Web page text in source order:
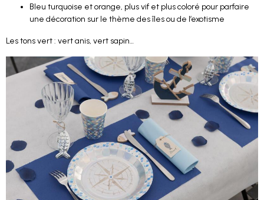
Bleu turquoise et orange, plus vif et plus coloré pour parfaire
une décoration sur le thème des îles ou de l’exotisme
Les tons vert : vert anis, vert sapin…